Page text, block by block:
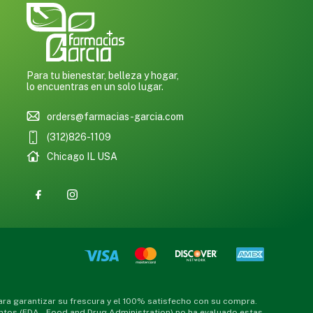
Para tu bienestar, belleza y hogar,
lo encuentras en un solo lugar.
orders@farmacias-garcia.com
(312)826-1109
Chicago IL USA
garantizar su frescura y el 100% satisfecho con su compra.